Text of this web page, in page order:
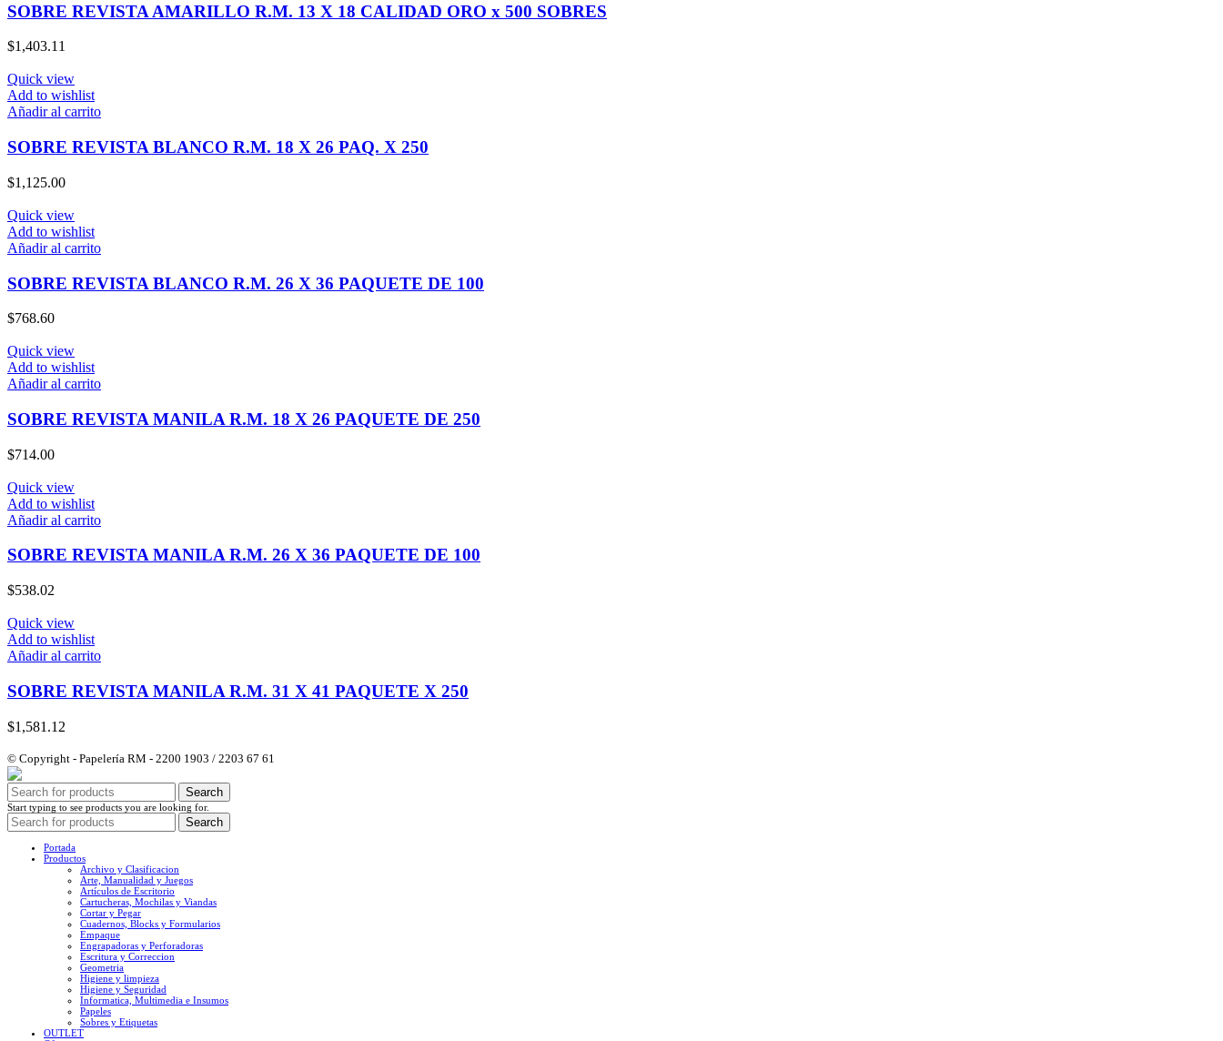
SOBRE REVISTA AMARILLO R.M. 13 X 18 CALIDAD ORO x 500 SOBRES
$1,403.11
Quick view
Add to wishlist
Añadir al carrito
SOBRE REVISTA BLANCO R.M. 18 X 26 PAQ. X 250
$1,125.00
Quick view
Add to wishlist
Añadir al carrito
SOBRE REVISTA BLANCO R.M. 26 X 36 PAQUETE DE 100
$768.60
Quick view
Add to wishlist
Añadir al carrito
SOBRE REVISTA MANILA R.M. 18 X 26 PAQUETE DE 250
$714.00
Quick view
Add to wishlist
Añadir al carrito
SOBRE REVISTA MANILA R.M. 26 X 36 PAQUETE DE 100
$538.02
Quick view
Add to wishlist
Añadir al carrito
SOBRE REVISTA MANILA R.M. 31 X 41 PAQUETE X 250
$1,581.12
© Copyright - Papelería RM - 2200 1903 / 2203 67 61
Search
Start typing to see products you are looking for.
Search
Portada
Productos
Archivo y Clasificacion
Arte, Manualidad y Juegos
Artículos de Escritorio
Cartucheras, Mochilas y Viandas
Cortar y Pegar
Cuadernos, Blocks y Formularios
Empaque
Engrapadoras y Perforadoras
Escritura y Correccion
Geometria
Higiene y limpieza
Higiene y Seguridad
Informatica, Multimedia e Insumos
Papeles
Sobres y Etiquetas
OUTLET